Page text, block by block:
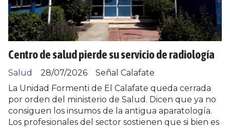
Centro de salud pierde su servicio de radiología
Señal Calafate
Salud
28/07/2026
La Unidad Formenti de El Calafate queda cerrada
por orden del ministerio de Salud. Dicen que ya no
consiguen los insumos de la antigua aparatología.
Los profesionales del sector sostienen que si bien es